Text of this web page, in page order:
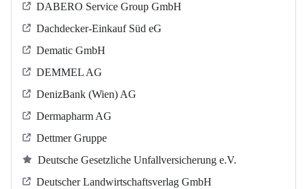
DABERO Service Group GmbH
Dachdecker-Einkauf Süd eG
Dematic GmbH
DEMMEL AG
DenizBank (Wien) AG
Dermapharm AG
Dettmer Gruppe
Deutsche Gesetzliche Unfallversicherung e.V.
Deutscher Landwirtschaftsverlag GmbH